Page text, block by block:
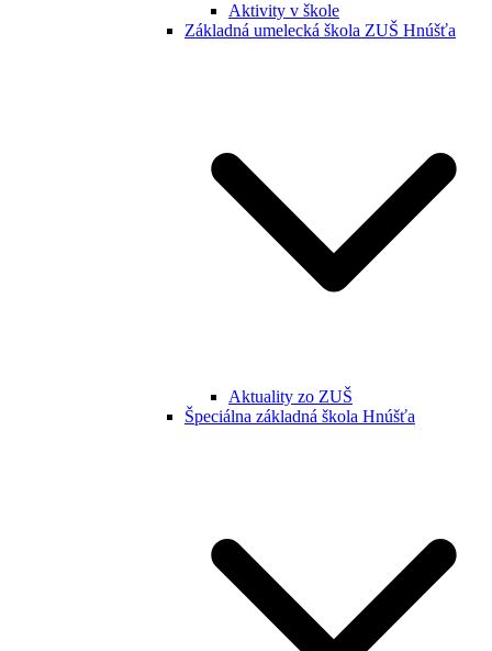
Aktivity v škole
Základná umelecká škola ZUŠ Hnúšťa
Aktuality zo ZUŠ
Špeciálna základná škola Hnúšťa